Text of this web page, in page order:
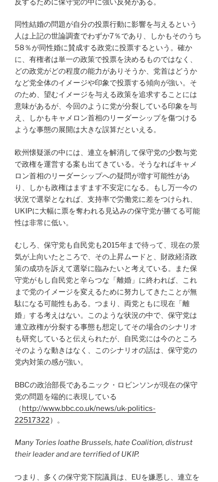
反するために保守党の中に強い反発がある。
同性結婚の問題が自分の投票行動に影響を与えるという
人は上記の世論調査でわずか7％であり、しかもそのうち
58％が同性婚に賛成する政党に投票するという。確か
に、有権者は単一の政策で投票を決めるものではなく、
どの政党がどの程度の能力がありそうか、党首はどうか
など党全体のイメージや印象で投票する傾向が強い。そ
のため、望むイメージを与える政策を追求することには
意味があるが、今回のように党が分裂している印象を与
え、しかもキャメロン首相のリーダーシップを傷つける
ような事態の展開は大きな誤算だといえる。
欧州懐疑派の中には、連立を解消して保守党の少数与党
で政権を運営する案も出てきている。そうなればキャメ
ロン首相のリーダーシップへの疑問が増す可能性があ
り、しかも政権はますます不安定になる。もし万一今の
状況で選挙となれば、支持率で労働党に差をつけられ、
UKIPに大幅に票を奪われる見込みの保守党が勝てる可能
性は非常に低い。
むしろ、保守党も自民党も2015年まで待って、現在の景
気が上向いたところで、その上昇ムードと、財政経済政
策の成功を訴えて選挙に臨みたいと考えている。また保
守党がもし自民党と辛らつな「離婚」に終われば、これ
まで党のイメージを変えるために努力してきたことが無
駄になる可能性もある。つまり、両党ともに現在「離
婚」する考えはない。このような状況の中で、保守党は
連立政権が分裂する事態も想定してその場合のシナリオ
も研究していると伝えられたが、自民党には今のところ
そのような動きはなく、このシナリオの話は、保守党の
党内対策の感が強い。
BBCの政治部長であるニック・ロビンソンが現在の保守
党の問題を端的に表現している
（http://www.bbc.co.uk/news/uk-politics-
22517322）。
Many Tories loathe Brussels, hate Coalition, distrust
their leader and are terrified of UKIP.
つまり、多くの保守党下院議員は、EUを嫌悪し、連立を